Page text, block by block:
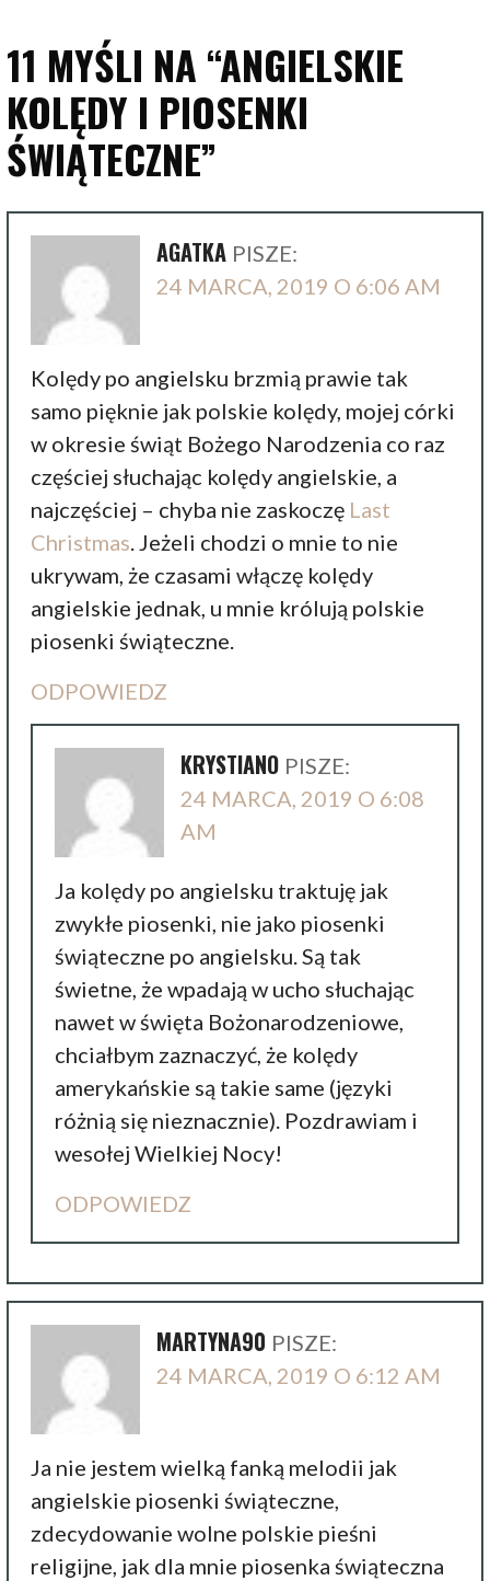
11 MYŚLI NA “ANGIELSKIE
KOLĘDY I PIOSENKI
ŚWIĄTECZNE”
AGATKA PISZE:
24 MARCA, 2019 O 6:06 AM
Kolędy po angielsku brzmią prawie tak
samo pięknie jak polskie kolędy, mojej córki
w okresie świąt Bożego Narodzenia co raz
częściej słuchając kolędy angielskie, a
najczęściej – chyba nie zaskoczę Last
Christmas. Jeżeli chodzi o mnie to nie
ukrywam, że czasami włączę kolędy
angielskie jednak, u mnie królują polskie
piosenki świąteczne.
ODPOWIEDZ
KRYSTIANO PISZE:
24 MARCA, 2019 O 6:08
AM
Ja kolędy po angielsku traktuję jak
zwykłe piosenki, nie jako piosenki
świąteczne po angielsku. Są tak
świetne, że wpadają w ucho słuchając
nawet w święta Bożonarodzeniowe,
chciałbym zaznaczyć, że kolędy
amerykańskie są takie same (języki
różnią się nieznacznie). Pozdrawiam i
wesołej Wielkiej Nocy!
ODPOWIEDZ
MARTYNA90 PISZE:
24 MARCA, 2019 O 6:12 AM
Ja nie jestem wielką fanką melodii jak
angielskie piosenki świąteczne,
zdecydowanie wolne polskie pieśni
religijne, jak dla mnie piosenka świąteczna